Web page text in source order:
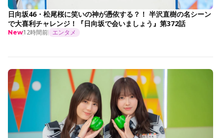
日向坂46・松尾桜に笑いの神が憑依する？！ 半沢直樹の名シーン
で大喜利チャレンジ！『日向坂で会いましょう』第372話
New12時間前 エンタメ